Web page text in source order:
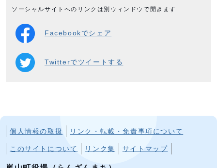
ソーシャルサイトへのリンクは別ウィンドウで開きます
Facebookでシェア
Twitterでツイートする
個人情報の取扱 リンク・転載・免責事項について
このサイトについて リンク集 サイトマップ